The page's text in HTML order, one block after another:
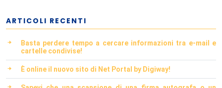
ARTICOLI RECENTI
Basta perdere tempo a cercare informazioni tra e-mail e
cartelle condivise!
È online il nuovo sito di Net Portal by Digiway!